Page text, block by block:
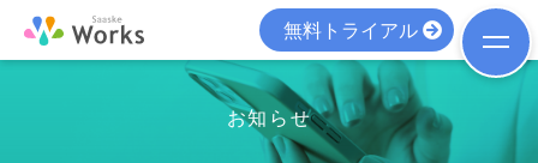
無料トライアル
お知らせ